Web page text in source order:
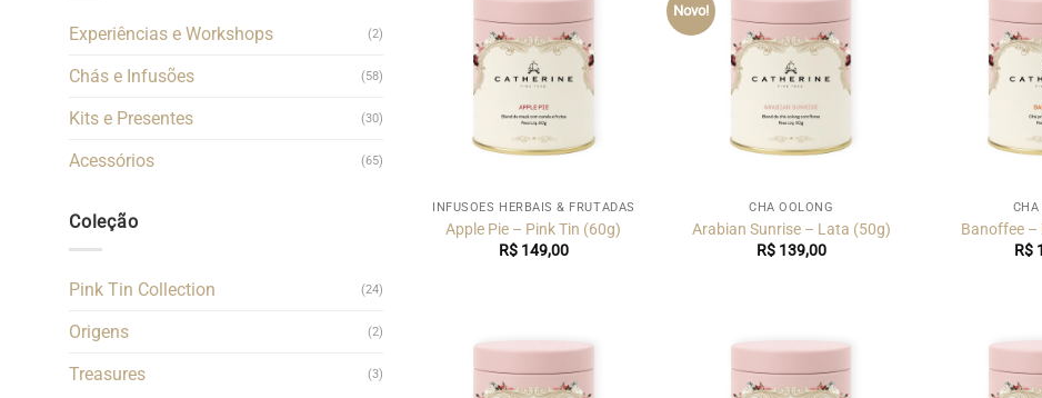
Experiências e Workshops (2)
Chás e Infusões (58)
Kits e Presentes (30)
Acessórios (65)
Coleção
Pink Tin Collection (24)
Origens (2)
Treasures (3)
INFUSÕES HERBAIS & FRUTADAS
Apple Pie – Pink Tin (60g)
R$149,00
Novo!
CHÁ OOLONG
Arabian Sunrise – Lata (50g)
R$139,00
CHÁ
Banoffee –
R$